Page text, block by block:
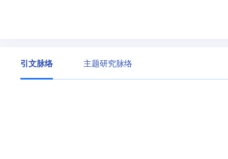
引文脉络 主题研究脉络